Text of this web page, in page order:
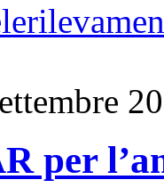
per